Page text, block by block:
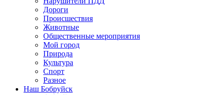
Дороги
Происшествия
Животные
Общественные мероприятия
Мой город
Природа
Культура
Спорт
Разное
Наш Бобруйск